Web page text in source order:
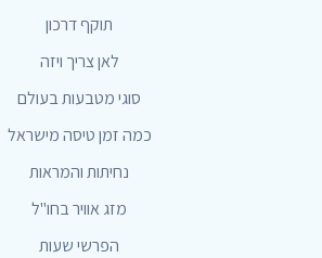
תוקף דרכון
לאן צריך ויזה
סוגי מטבעות בעולם
כמה זמן טיסה מישראל
נחיתות והמראות
מזג אוויר בחו"ל
הפרשי שעות